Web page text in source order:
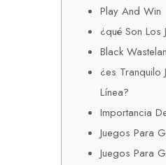
Play And Win
¿qué Son Los
Black
¿es Tranquilo
Línea?
Importancia
Juegos Para
Juegos Para